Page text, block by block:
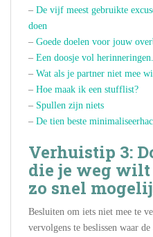
– De vijf meest gebruikte
doen
– Goede doelen voor jouw
– Een doosje vol herinneringen.
– Wat als je partner niet mee
– Hoe maak ik een stufflist?
– Spullen zijn niets
– De tien beste
Verhuistip 3:
die je weg wilt
zo snel
Besluiten om iets niet mee te
vervolgens te beslissen waar